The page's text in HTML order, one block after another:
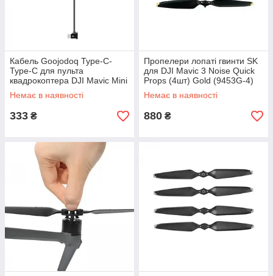
Кабель Goojodoq Type-C-
Type-C для пульта
квадрокоптера DJI Mavic Mini
2/Mini 3/Air 2/Air 2S 0.3m
Black
Немає в наявності
333 ₴
Пропелери лопаті гвинти SK
для DJI Mavic 3 Noise Quick
Props (4шт) Gold (9453G-4)
Немає в наявності
880 ₴